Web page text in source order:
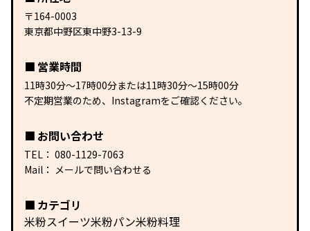
〒164-0003
東京都中野区東中野3-13-9
営業時間
11時30分〜17時00分または11時30分〜15時00分
不定期営業のため、Instagramをご確認ください。
お問い合わせ
TEL： 080-1129-7063
Mail： メールで問い合わせる
カテゴリ
米粉スイーツ米粉パン米粉料理